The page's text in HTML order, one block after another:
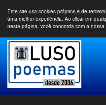
Este site usa cookies próprios e de
uma melhor experiência. Ao clicar em
nesta página, você concorda com a